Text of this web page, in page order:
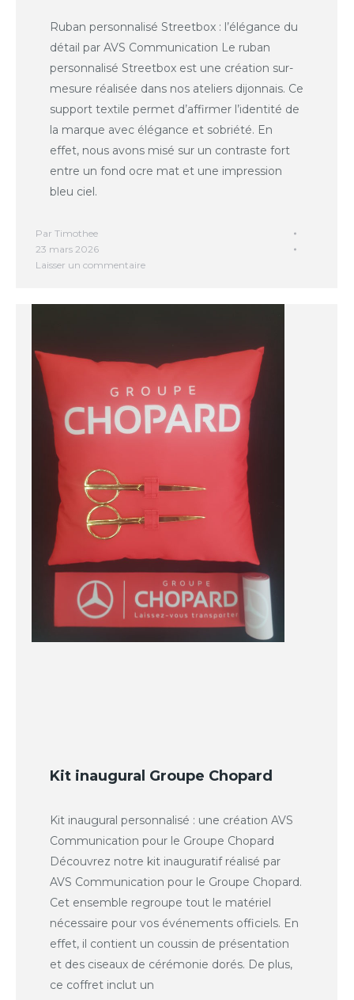
Ruban personnalisé Streetbox : l’élégance du
détail par AVS Communication Le ruban
personnalisé Streetbox est une création sur-
mesure réalisée dans nos ateliers dijonnais. Ce
support textile permet d’affirmer l’identité de
la marque avec élégance et sobriété. En
effet, nous avons misé sur un contraste fort
entre un fond ocre mat et une impression
bleu ciel.
Par Timothee
23 mars 2026
Laisser un commentaire
Kit inaugural Groupe Chopard
Kit inaugural personnalisé : une création AVS
Communication pour le Groupe Chopard
Découvrez notre kit inauguratif réalisé par
AVS Communication pour le Groupe Chopard.
Cet ensemble regroupe tout le matériel
nécessaire pour vos événements officiels. En
effet, il contient un coussin de présentation
et des ciseaux de cérémonie dorés. De plus,
ce coffret inclut un